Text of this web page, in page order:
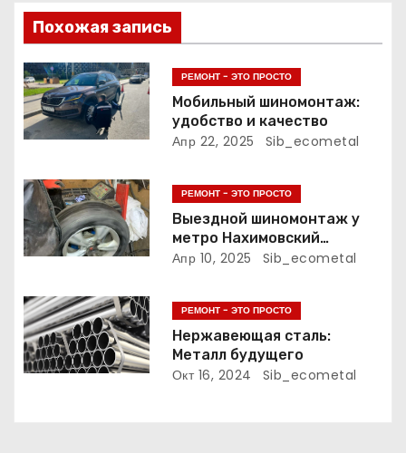
я
п
о
з
а
п
и
я
м
Похожая запись
РЕМОНТ - ЭТО ПРОСТО
Мобильный шиномонтаж:
удобство и качество
Апр 22, 2025 Sib_ecometal
РЕМОНТ - ЭТО ПРОСТО
Выездной шиномонтаж у
метро Нахимовский
Проспект: удобство и
Апр 10, 2025 Sib_ecometal
РЕМОНТ - ЭТО ПРОСТО
Нержавеющая сталь:
Металл будущего
Окт 16, 2024 Sib_ecometal